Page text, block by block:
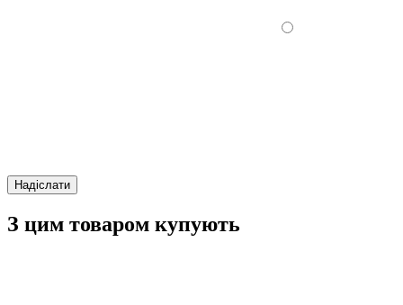
Надіслати
З цим товаром купують